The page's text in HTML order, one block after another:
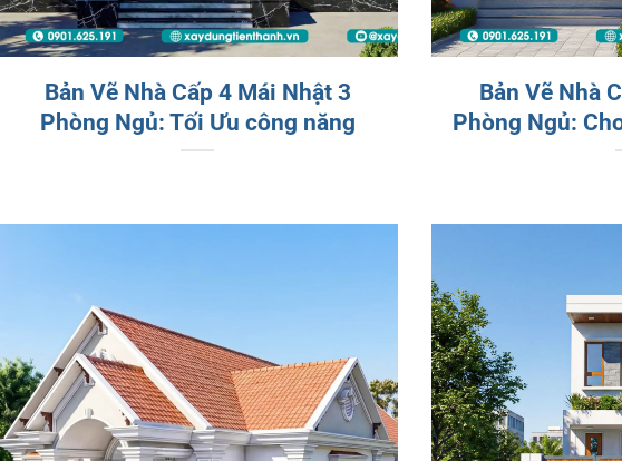
Bản Vẽ Nhà Cấp 4 Mái Nhật 3
Phòng Ngủ: Tối Ưu công năng
Bản Vẽ Nhà
Phòng Ngủ: